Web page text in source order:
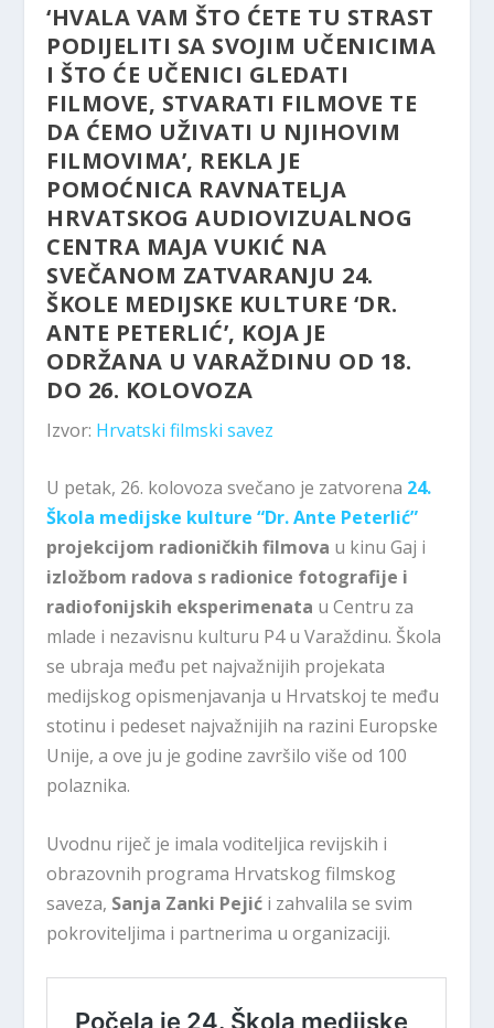
‘HVALA VAM ŠTO ĆETE TU STRAST
PODIJELITI SA SVOJIM UČENICIMA
I ŠTO ĆE UČENICI GLEDATI
FILMOVE, STVARATI FILMOVE TE
DA ĆEMO UŽIVATI U NJIHOVIM
FILMOVIMA’, REKLA JE
POMOĆNICA RAVNATELJA
HRVATSKOG AUDIOVIZUALNOG
CENTRA MAJA VUKIĆ NA
SVEČANOM ZATVARANJU 24.
ŠKOLE MEDIJSKE KULTURE ‘DR.
ANTE PETERLIĆ’, KOJA JE
ODRŽANA U VARAŽDINU OD 18.
DO 26. KOLOVOZA
Izvor: Hrvatski filmski savez
U petak, 26. kolovoza svečano je zatvorena 24.
Škola medijske kulture “Dr. Ante Peterlić”
projekcijom radioničkih filmova u kinu Gaj i
izložbom radova s radionice fotografije i
radiofonijskih eksperimenata u Centru za
mlade i nezavisnu kulturu P4 u Varaždinu. Škola
se ubraja među pet najvažnijih projekata
medijskog opismenjavanja u Hrvatskoj te među
stotinu i pedeset najvažnijih na razini Europske
Unije, a ove ju je godine završilo više od 100
polaznika.
Uvodnu riječ je imala voditeljica revijskih i
obrazovnih programa Hrvatskog filmskog
saveza, Sanja Zanki Pejić i zahvalila se svim
pokroviteljima i partnerima u organizaciji.